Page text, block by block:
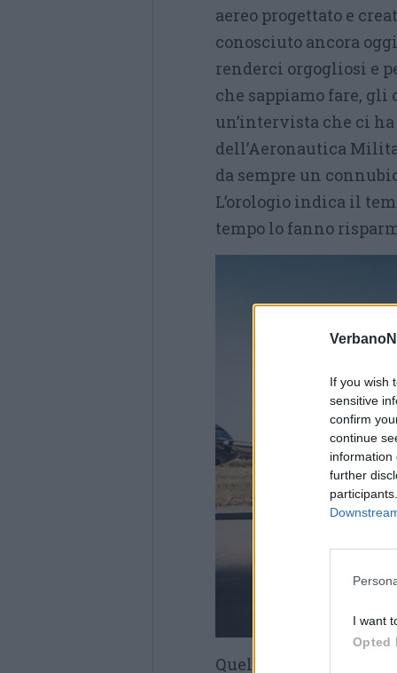
If you wish
sensitive
confirm
continue
information
further
I want
Opted
aereo progettato e
conosciuto ancora
renderci orgogliosi e
che sappiamo fare, gli
un’intervista che ci ha
dell’Aeronautica
da sempre un
L’orologio indica il
tempo lo fanno
Quella dedicata all’SF-